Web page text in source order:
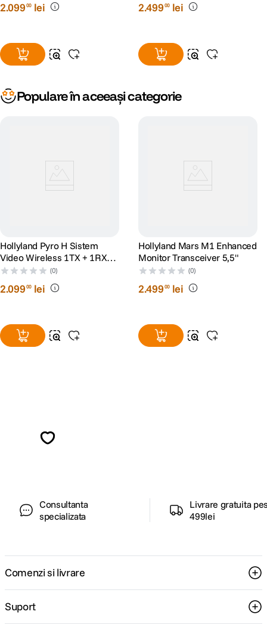
2.09900 lei 2.49900 lei
Populare în aceeași categorie
Hollyland Pyro H Sistem
Video Wireless 1TX + 1RX
HDMI UVC 4K30 2.4 & 5 Ghz
(0)
2.09900 lei
Hollyland Mars M1 Enhanced
Monitor Transceiver 5,5"
(0)
2.49900 lei
Consultanta
specializata
Livrare gratuita
499lei
Comenzi si livrare
Suport